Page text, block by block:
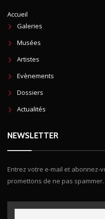
Accueil
Galeries
Musées
Artistes
Evènements
Dossiers
Actualités
NEWSLETTER
Entrez votre e-mail et abonnez-
promettons de ne pas spammer.